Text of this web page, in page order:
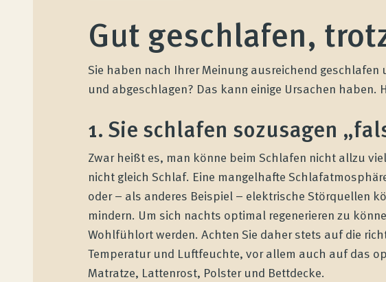
Gut geschlafen,
Sie haben nach Ihrer Meinung ausreichend
und abgeschlagen? Das kann einige Ursachen haben.
1. Sie schlafen sozusagen
Zwar heißt es, man könne beim Schlafen nicht allzu
nicht gleich Schlaf. Eine mangelhafte
oder – als anderes Beispiel – elektrische Störquellen
mindern. Um sich nachts optimal regenerieren zu
Wohlfühlort werden. Achten Sie daher stets auf die
Temperatur und Luftfeuchte, vor allem auch auf das
Matratze, Lattenrost, Polster und Bettdecke.